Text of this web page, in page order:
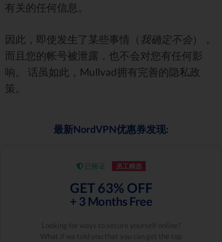
有关的任何信息。
因此，即使发生了某些事情（ 我确定不会），
而且您的帐号被泄露，也不会对您有任何影
响。 话虽如此，Mullvad拥有完善的隐私政
策。
最新NordVPN优惠券发现:
已验证 员工精选
GET 63% OFF
+ 3 Months Free
Looking for ways to secure yourself online?
What if we told you that you can get the top